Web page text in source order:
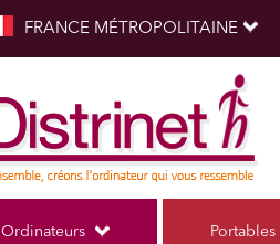
FRANCE MÉTROPOLITAINE
Ordinateurs Portables